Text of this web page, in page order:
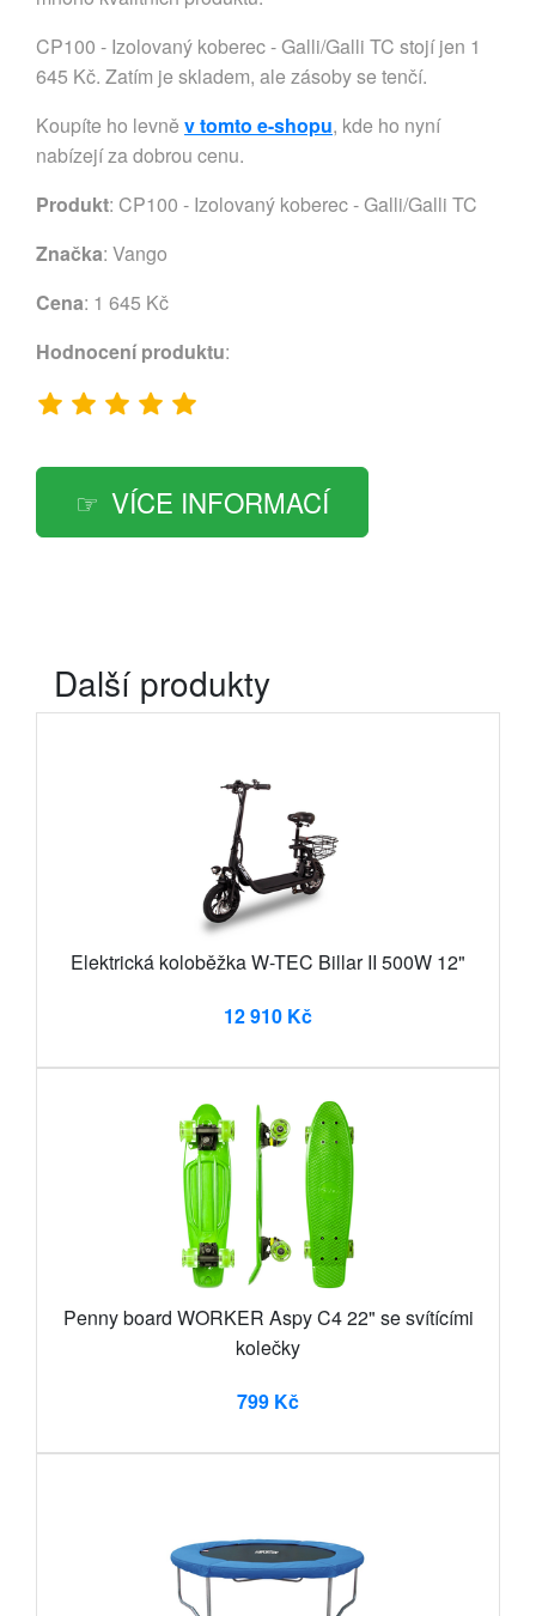
CP100 - Izolovaný koberec - Galli/Galli TC stojí jen 1
645 Kč. Zatím je skladem, ale zásoby se tenčí.
Koupíte ho levně v tomto e-shopu, kde ho nyní
nabízejí za dobrou cenu.
Produkt: CP100 - Izolovaný koberec - Galli/Galli TC
Značka: Vango
Cena: 1 645 Kč
Hodnocení produktu:
VÍCE INFORMACÍ
Další produkty
Elektrická koloběžka W-TEC Billar II 500W 12"
12 910 Kč
Penny board WORKER Aspy C4 22" se svítícími
kolečky
799 Kč